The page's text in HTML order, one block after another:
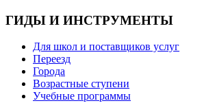
ГИДЫ И ИНСТРУМЕНТЫ
Для школ и поставщиков услуг
Переезд
Города
Возрастные ступени
Учебные программы